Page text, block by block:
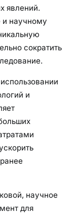
явлений.
и научному
сократить
и
научное
для